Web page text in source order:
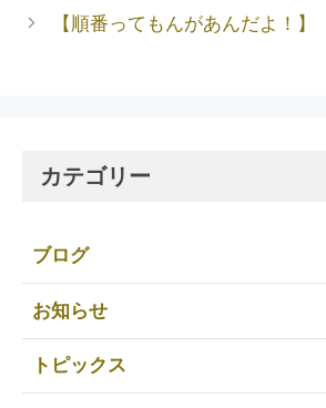
【順番ってもんがあんだよ！】
カテゴリー
ブログ
お知らせ
トピックス